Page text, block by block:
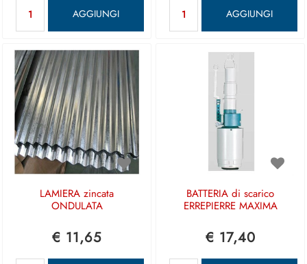
AGGIUNGI AGGIUNGI
LAMIERA zincata
ONDULATA
€ 11,65
BATTERIA di scarico
ERREPIERRE MAXIMA
€ 17,40